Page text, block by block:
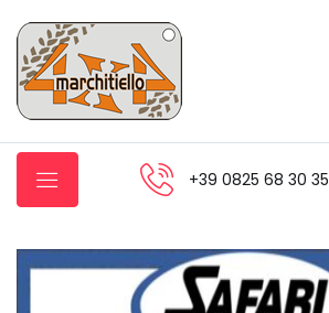
+39 0825 68 30 35